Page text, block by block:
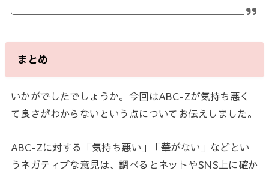
まとめ
いかがでしたでしょうか。今回はABC-Zが気持ち悪く
て良さがわからないという点についてお伝えしました。
ABC-Zに対する「気持ち悪い」「華がない」などとい
うネガティブな意見は、調べるとネットやSNS上に確か